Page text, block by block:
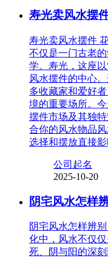
寿光卖风水摆
寿光卖风水摆件
不仅是一门古老
学。寿光，这座
风水摆件的中心
多收藏家和爱好
境的重要场所。
摆件市场及其独
合你的风水物品
选择和摆放直接
公司起名
2025-10-20
阴宅风水怎样
阴宅风水怎样辨
化中，风水不仅
死、阴与阳的深